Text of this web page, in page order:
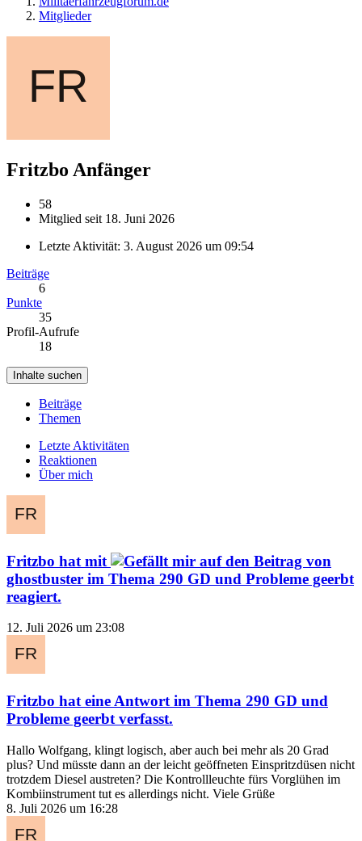
Mitglieder
Fritzbo Anfänger
58
Mitglied seit 18. Juni 2026
Letzte Aktivität: 3. August 2026 um 09:54
Beiträge
6
Punkte
35
Profil-Aufrufe
18
Inhalte suchen
Beiträge
Themen
Letzte Aktivitäten
Reaktionen
Über mich
Fritzbo hat mit
auf den Beitrag von
ghostbuster im Thema 290 GD und Probleme geerbt
reagiert.
12. Juli 2026 um 23:08
Fritzbo hat eine Antwort im Thema 290 GD und
Probleme geerbt verfasst.
Hallo Wolfgang, klingt logisch, aber auch bei mehr als 20 Grad
plus? Und müsste dann an der leicht geöffneten Einspritzdüsen nicht
trotzdem Diesel austreten? Die Kontrollleuchte fürs Vorglühen im
Kombiinstrument tut es allerdings nicht. Viele Grüße
8. Juli 2026 um 16:28